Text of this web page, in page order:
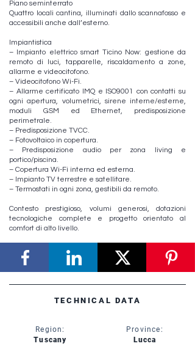
Piano seminterrato
Quattro locali cantina, illuminati dallo scannafosso e
accessibili anche dall’esterno.
Impiantistica
– Impianto elettrico smart Ticino Now: gestione da
remoto di luci, tapparelle, riscaldamento a zone,
allarme e videocitofono.
– Videocitofono Wi-Fi.
– Allarme certificato IMQ e ISO9001 con contatti su
ogni apertura, volumetrici, sirene interne/esterne,
moduli GSM ed Ethernet, predisposizione
perimetrale.
– Predisposizione TVCC.
– Fotovoltaico in copertura.
– Predisposizione audio per zona living e
portico/piscina.
– Copertura Wi-Fi interna ed esterna.
– Impianto TV terrestre e satellitare.
– Termostati in ogni zona, gestibili da remoto.
Contesto prestigioso, volumi generosi, dotazioni
tecnologiche complete e progetto orientato al
comfort di alto livello.
TECHNICAL DATA
Region:
Tuscany
Province:
Lucca